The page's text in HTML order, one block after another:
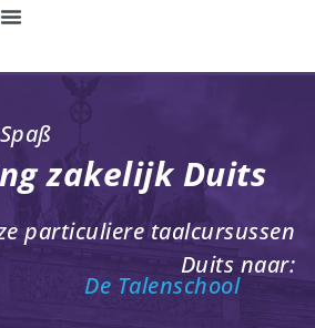
Zakelijk Duits
zakelijk Duits
particuliere taalcursussen
Duits naar:
De Talenschool